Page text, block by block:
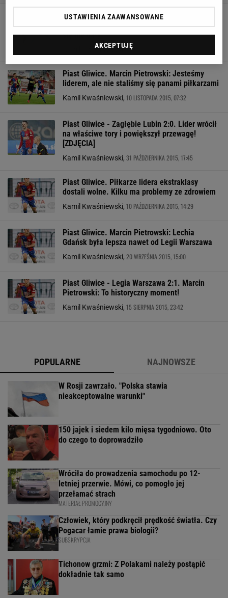
Piast Gliwice - Cracovia 2:2. Pasy pomogły
wyrównać liderowi ekstraklasy, ale pokonać już
się nie dały
Kamil Kwaśniewski,5 GRUDNIA 2015, 20:08
Piast Gliwice. Marcin Pietrowski: Jesteśmy
liderem, ale nie staliśmy się panami piłkarzami
Kamil Kwaśniewski, 10 LISTOPADA 2015, 07:32
Piast Gliwice - Zagłębie Lubin 2:0. Lider wrócił
na właściwe tory i powiększył przewagę!
[ZDJĘCIA]
Kamil Kwaśniewski, 31 PAŹDZIERNIKA 2015, 17:45
Piast Gliwice. Piłkarze lidera ekstraklasy
dostali wolne. Kilku ma problemy ze zdrowiem
Kamil Kwaśniewski, 10 PAŹDZIERNIKA 2015, 14:29
Piast Gliwice. Marcin Pietrowski: Lechia
Gdańsk była lepsza nawet od Legii Warszawa
Kamil Kwaśniewski, 20 WRZEŚNIA 2015, 15:00
Piast Gliwice - Legia Warszawa 2:1. Marcin
Pietrowski: To historyczny moment!
Kamil Kwaśniewski, 15 SIERPNIA 2015, 23:42
POPULARNE NAJNOWSZE
W Rosji zawrzało. "Polska stawia
nieakceptowalne warunki"
150 jajek i siedem kilo mięsa tygodniowo. Oto
do czego to doprowadziło
Wróciła do prowadzenia samochodu po 12-
letniej przerwie. Mówi, co pomogło jej
przełamać strach
MATERIAŁ PROMOCYJNY
Człowiek, który podkręcił prędkość światła. Czy
Pogacar łamie prawa biologii?
SUBSKRYPCJA
Tichonow grzmi: Z Polakami należy postąpić
dokładnie tak samo
USTAWIENIA ZAAWANSOWANE
AKCEPTUJĘ